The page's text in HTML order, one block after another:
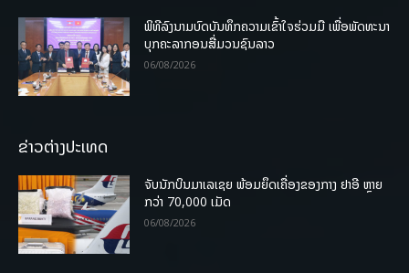
ພິທີລົງນາມບົດບັນທຶກຄວາມເຂົ້າໃຈຮ່ວມມື ເພື່ອພັດທະນາ
ບຸກຄະລາກອນສື່ມວນຊົນລາວ
06/08/2026
ຂ່າວຕ່າງປະເທດ
ຈັບນັກບິນມາເລເຊຍ ພ້ອມຍຶດເຄື່ອງຂອງກາງ ຢາອີ ຫຼາຍ
ກວ່າ 70,000 ເມັດ
06/08/2026